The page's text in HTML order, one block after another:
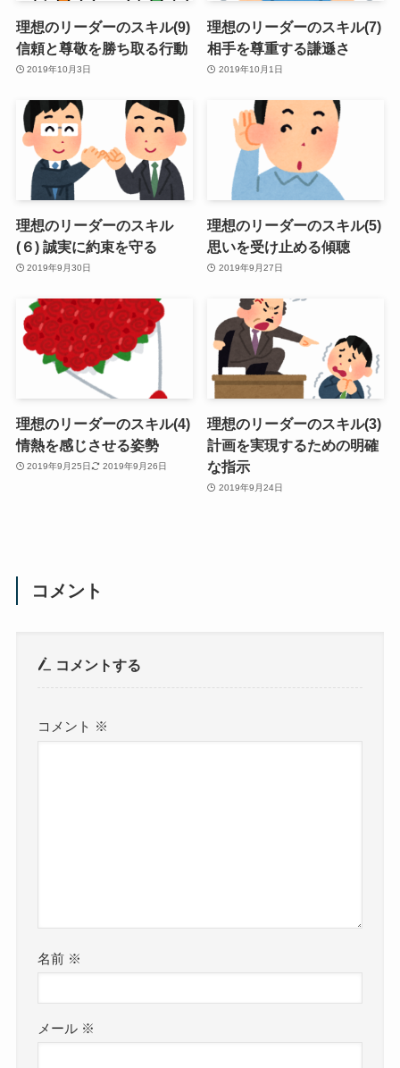
理想のリーダーのスキル(9)
信頼と尊敬を勝ち取る行動
2019年10月3日
理想のリーダーのスキル(7)
相手を尊重する謙遜さ
2019年10月1日
理想のリーダーのスキル
(６) 誠実に約束を守る
2019年9月30日
理想のリーダーのスキル(5)
思いを受け止める傾聴
2019年9月27日
理想のリーダーのスキル(4)
情熱を感じさせる姿勢
2019年9月25日 2019年9月26日
理想のリーダーのスキル(3)
計画を実現するための明確
な指示
2019年9月24日
コメント
コメントする
コメント ※
名前 ※
メール ※